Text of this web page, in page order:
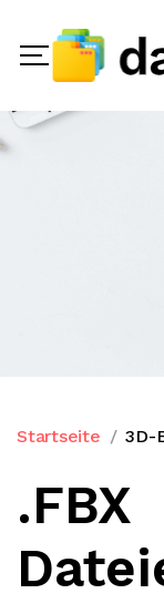
Startseite 3D-
.FBX